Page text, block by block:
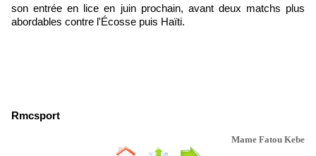
son entrée en lice en juin prochain, avant deux matchs plus
abordables contre l'Écosse puis Haïti.
Rmcsport
Mame Fatou Kebe